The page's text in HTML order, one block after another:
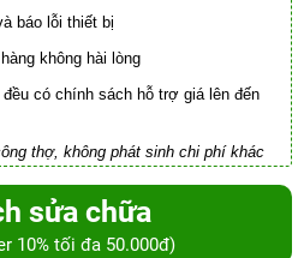
báo lỗi thiết bị
không hài lòng
đều có chính sách hỗ trợ giá lên đến
thợ, không phát sinh chi phí khác
sửa chữa
10% tối đa 50.000đ)